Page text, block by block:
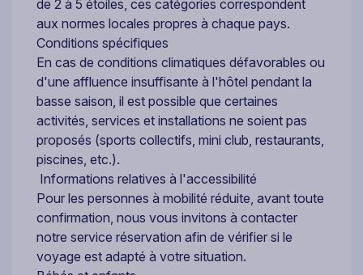
de 2 à 5 étoiles, ces catégories correspondent
aux normes locales propres à chaque pays.
Conditions spécifiques
En cas de conditions climatiques défavorables ou
d'une affluence insuffisante à l'hôtel pendant la
basse saison, il est possible que certaines
activités, services et installations ne soient pas
proposés (sports collectifs, mini club, restaurants,
piscines, etc.).
Informations relatives à l'accessibilité
Pour les personnes à mobilité réduite, avant toute
confirmation, nous vous invitons à contacter
notre service réservation afin de vérifier si le
voyage est adapté à votre situation.